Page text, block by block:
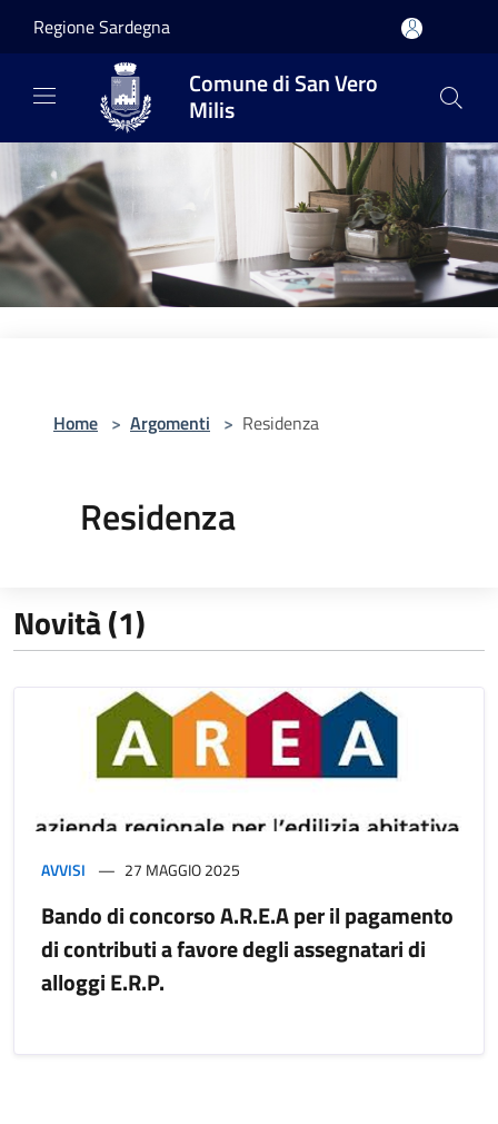
Regione Sardegna
Comune di San Vero
Milis
Home > Argomenti > Residenza
Residenza
Novità (1)
AVVISI 27 MAGGIO 2025
Bando di concorso A.R.E.A per il pagamento
di contributi a favore degli assegnatari di
alloggi E.R.P.